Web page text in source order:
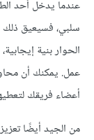
عندما يدخل أحد
سلبي، فسيعيق ذلك
الحوار بنية
عمل. يمكنك أن
أعضاء فريقك
من الجيد أيضًا